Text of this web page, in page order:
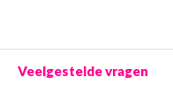
Veelgestelde vragen